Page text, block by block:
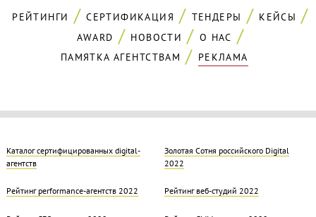
РЕЙТИНГИ СЕРТИФИКАЦИЯ ТЕНДЕРЫ
КЕЙСЫ
AWARD
НОВОСТИ
О НАС
ПАМЯТКА АГЕНТСТВАМ
РЕКЛАМА
Каталог сертифицированных digital-
агентств
Золотая Cотня российского Digital
2022
Рейтинг performance-агентств 2022 Рейтинг веб-студий 2022